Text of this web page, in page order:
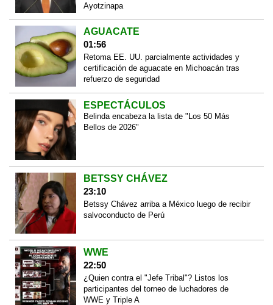
Ayotzinapa
AGUACATE
01:56
Retoma EE. UU. parcialmente actividades y
certificación de aguacate en Michoacán tras
refuerzo de seguridad
ESPECTÁCULOS
Belinda encabeza la lista de "Los 50 Más
Bellos de 2026"
BETSSY CHÁVEZ
23:10
Betssy Chávez arriba a México luego de recibir
salvoconducto de Perú
WWE
22:50
¿Quien contra el "Jefe Tribal"? Listos los
participantes del torneo de luchadores de
WWE y Triple A